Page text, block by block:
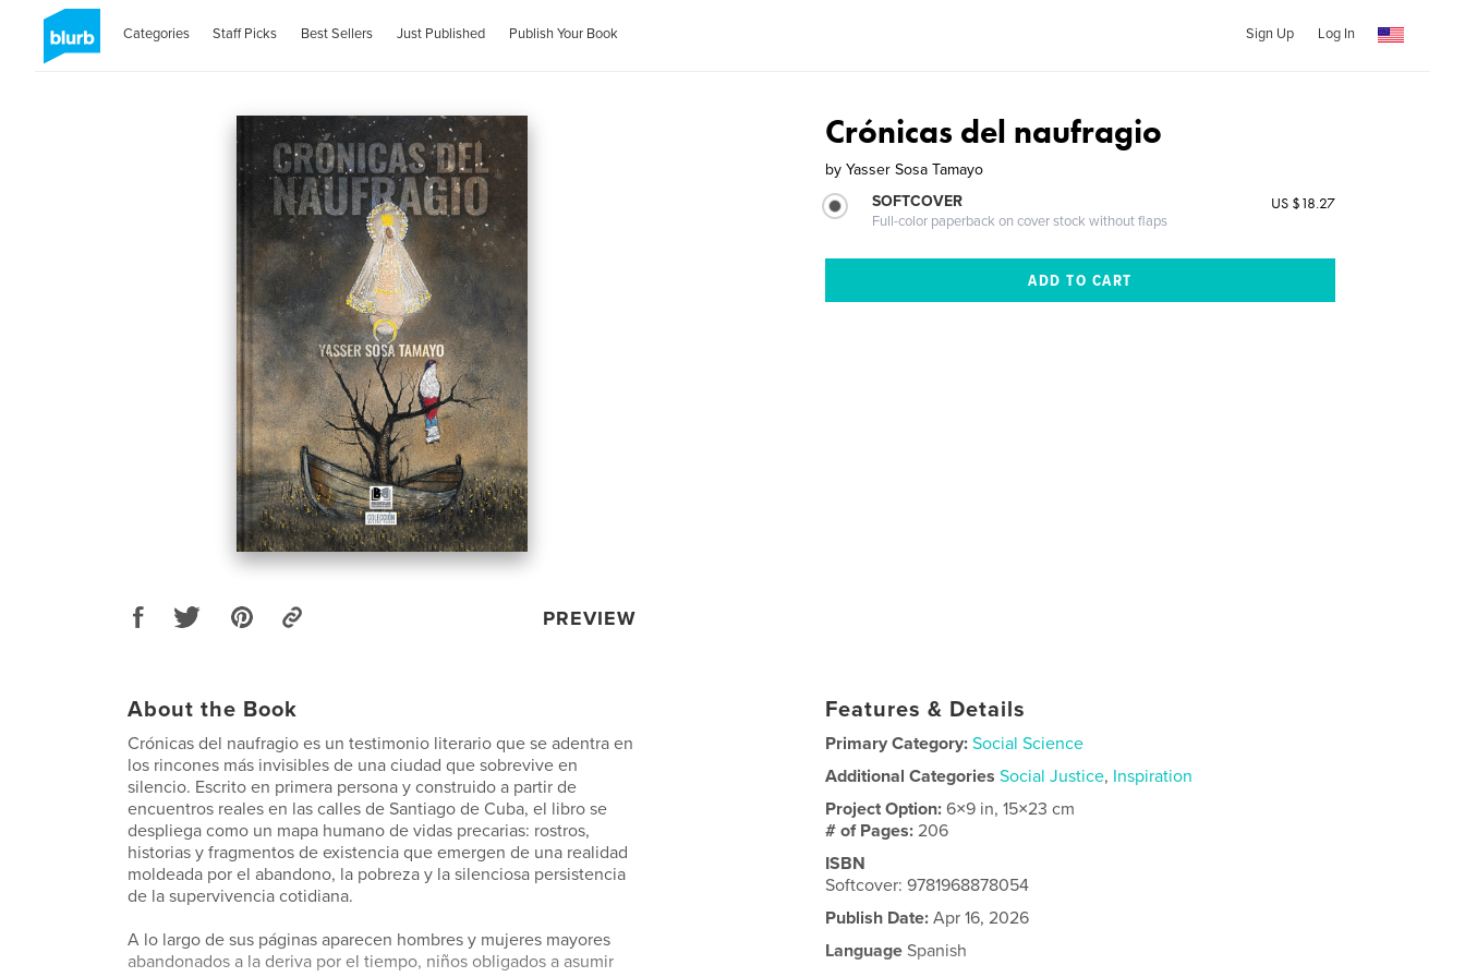
Categories Staff Picks Best Sellers Just Published Publish Your Book Sign Up Log In
PREVIEW
Crónicas del naufragio
by Yasser Sosa Tamayo
SOFTCOVER
Full-color paperback on cover stock without flaps
US $18.27
About the Book
Crónicas del naufragio es un testimonio literario que se adentra en
los rincones más invisibles de una ciudad que sobrevive en
silencio. Escrito en primera persona y construido a partir de
encuentros reales en las calles de Santiago de Cuba, el libro se
despliega como un mapa humano de vidas precarias: rostros,
historias y fragmentos de existencia que emergen de una realidad
moldeada por el abandono, la pobreza y la silenciosa persistencia
de la supervivencia cotidiana.
A lo largo de sus páginas aparecen hombres y mujeres mayores
abandonados a la deriva por el tiempo, niños obligados a asumir
Features & Details
Primary Category: Social Science
Additional Categories Social Justice, Inspiration
Project Option:6×9 in, 15×23 cm
# of Pages:206
ISBN
Softcover: 9781968878054
Publish Date: Apr 16, 2026
Language Spanish